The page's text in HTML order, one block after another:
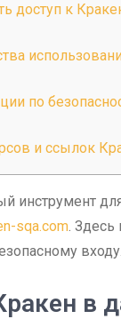
доступ к
по
и ссылок
инструмент
sqa.com. Здесь
входу.
в